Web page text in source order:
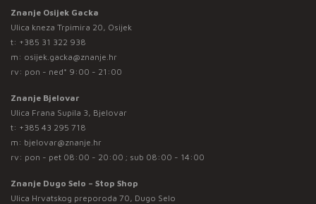
Znanje Osijek Gacka
Ulica kneza Trpimira 20, Osijek
t: +385 31 322 938
m: osijek.gacka@znanje.hr
rv: pon - ned* 9:00 - 21:00
Znanje Bjelovar
Ulica Frana Supila 3, Bjelovar
t: +385 43 295 718
m: bjelovar@znanje.hr
rv: pon - pet 08:00 - 20:00 ; sub 08:00 - 14:00
Znanje Dugo Selo – Stop Shop
Ulica Hrvatskog preporoda 70, Dugo Selo